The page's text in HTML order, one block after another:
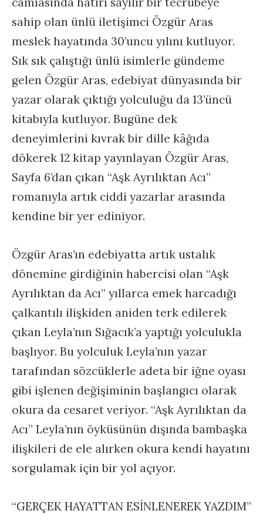
sahip olan ünlü iletişimci Özgür Aras
meslek hayatında 30’uncu yılını kutluyor.
Sık sık çalıştığı ünlü isimlerle gündeme
gelen Özgür Aras, edebiyat dünyasında bir
yazar olarak çıktığı yolculuğu da 13’üncü
kitabıyla kutluyor. Bugüne dek
deneyimlerini kıvrak bir dille kâğıda
dökerek 12 kitap yayınlayan Özgür Aras,
Sayfa 6’dan çıkan “Aşk Ayrılıktan Acı”
romanıyla artık ciddi yazarlar arasında
kendine bir yer ediniyor.
Özgür Aras’ın edebiyatta artık ustalık
dönemine girdiğinin habercisi olan “Aşk
Ayrılıktan da Acı” yıllarca emek harcadığı
çalkantılı ilişkiden aniden terk edilerek
çıkan Leyla’nın Sığacık’a yaptığı yolculukla
başlıyor. Bu yolculuk Leyla’nın yazar
tarafından sözcüklerle adeta bir iğne oyası
gibi işlenen değişiminin başlangıcı olarak
okura da cesaret veriyor. “Aşk Ayrılıktan da
Acı” Leyla’nın öyküsünün dışında bambaşka
ilişkileri de ele alırken okura kendi hayatını
sorgulamak için bir yol açıyor.
“GERÇEK HAYATTAN ESİNLENEREK YAZDIM”